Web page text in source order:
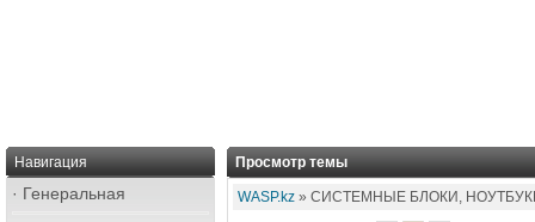
Навигация
· Генеральная
Просмотр темы
WASP.kz » СИСТЕМНЫЕ БЛОКИ,